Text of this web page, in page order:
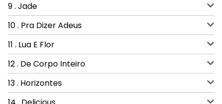
9 . Jade
10 . Pra Dizer Adeus
11 . Lua E Flor
12 . De Corpo Inteiro
13 . Horizontes